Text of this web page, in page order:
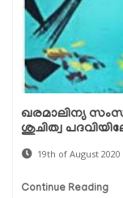
ഖരമാലിന്യ
ശുചിത്വ
19th of August 2020
Continue Reading